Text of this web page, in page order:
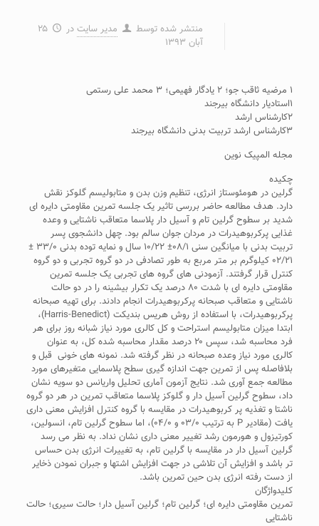
منتشر شده توسط مدیر سایت در
۲۵
آبان ۱۳۹۳
۱ مرضیه ثاقب جو؛ ۲ یادگار فهیمی؛ ۳ محمد علی رستمی
۱استادیار دانشگاه بیرجند
۲کارشناس ارشد
۳کارشناس ارشد تربیت بدنی دانشگاه بیرجند
مجله المپیک نوین
چکیده
گرلین در هومئوستاز انرژی، تنظیم وزن بدن و متابولیسم گلوکز نقش
دارد. هدف مطالعه حاضر بررسی تاثیر یک جلسه تمرین مقاومتی دایره ای
شدید بر سطوح گرلین تام و آسیل دار پلاسما متعاقب ناشتایی و وعده
غذایی پرکربوهیدرات در مردان جوان سالم بود. چهل دانشجوی پسر
تربیت بدنی با میانگین سنی ۰۸/۱± ۱۰/۲۲ سال و نمایه توده بدنی ۳۳/۰ ±
۰۲/۲۱ کیلوگرم بر متر مربع به طور تصادفی در دو گروه تجربی و دو گروه
کنترل قرار گرفتند. آزمودنی های گروه های تجربی یک جلسه تمرین
مقاومتی دایره ای با شدت ۸۰ درصد یک تکرار بیشینه را در دو حالت
ناشتایی و متعاقب صبحانه پرکربوهیدرات انجام دادند. برای تهیه صبحانه
پرکربوهیدرات، با استفاده از روش هریس بندیکت (Harris-Benedict)،
ابتدا میزان متابولیسم استراحت و کل کالری مورد نیاز شبانه روز برای هر
فرد محاسبه شد، سپس ۲۰ درصد مقدار محاسبه شده کل، به عنوان
کالری مورد نیاز وعده صبحانه در نظر گرفته شد. نمونه های خونی قبل و
بلافاصله پس از تمرین جهت اندازه گیری سطح پلاسمایی متغیرهای مورد
مطالعه جمع آوری شد. نتایج آزمون آماری تحلیل واریانس دو سویه نشان
داد، سطوح گرلین آسیل دار و گلوکز پلاسما متعاقب تمرین در هر دو گروه
ناشتا و تغذیه پر کربوهیدرات در مقایسه با گروه کنترل افزایش معنی داری
یافت (مقادیر P به ترتیب ۰۳/۰ و ۰۴/۰)، اما سطوح گرلین تام، انسولین،
کورتیزول و هورمون رشد تغییر معنی داری نشان نداد. به نظر می رسد
گرلین آسیل دار در مقایسه با گرلین تام، به تغییرات انرژی بدن حساس
تر باشد و افزایش آن تلاشی در جهت افزایش اشتها و جبران نمودن ذخایر
از دست رفته انرژی بدن حین تمرین باشد.
کلیدواژگان
تمرین مقاومتی دایره ای؛ گرلین تام؛ گرلین آسیل دار؛ حالت سیری؛ حالت
ناشتایی